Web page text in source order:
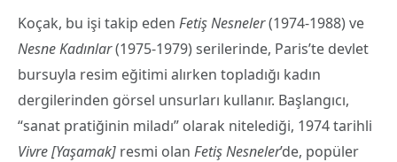
Koçak, bu işi takip eden Fetiş Nesneler(1974-1988) ve
Nesne Kadınlar(1975-1979) serilerinde, Paris’te devlet
bursuyla resim eğitimi alırken topladığı kadın
dergilerinden görsel unsurları kullanır. Başlangıcı,
“sanat pratiğinin miladı” olarak nitelediği, 1974 tarihli
Vivre [Yaşamak] resmi olan Fetiş Nesneler’de, popüler